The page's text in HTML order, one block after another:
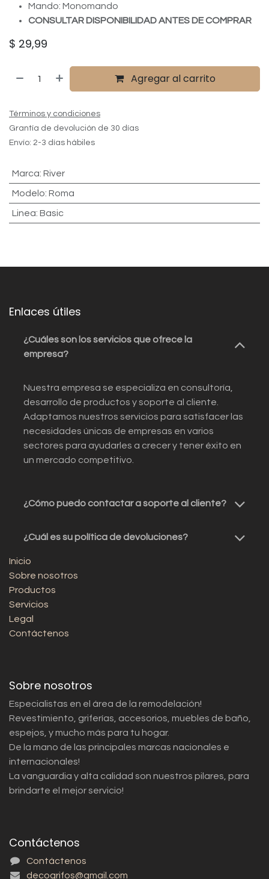
Mando: Monomando
CONSULTAR DISPONIBILIDAD ANTES DE COMPRAR
$ 29,99
Agregar al carrito
Términos y condiciones
Grantía de devolución de 30 días
Envío: 2-3 días hábiles
Marca: River
Modelo: Roma
Linea: Basic
Enlaces útiles
¿Cuáles son los servicios que ofrece la
empresa?
Nuestra empresa se especializa en consultoría,
desarrollo de productos y soporte al cliente.
Adaptamos nuestros servicios para satisfacer las
necesidades únicas de empresas en varios
sectores para ayudarles a crecer y tener éxito en
un mercado competitivo.
¿Cómo puedo contactar a soporte al cliente?
¿Cuál es su política de devoluciones?
Inicio
Sobre nosotros
Productos
Servicios
Legal
Contáctenos
Sobre nosotros
Especialistas en el área de la remodelación!
Revestimiento, griferías, accesorios, muebles de baño,
espejos, y mucho más para tu hogar.
De la mano de las principales marcas nacionales e
internacionales!
La vanguardia y alta calidad son nuestros pilares, para
brindarte el mejor servicio!
Contáctenos
Contáctenos
decogrifos@gmail.com